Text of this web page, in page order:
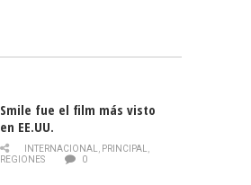
Smile fue el film más visto
en EE.UU.
INTERNACIONAL, PRINCIPAL,
REGIONES
0